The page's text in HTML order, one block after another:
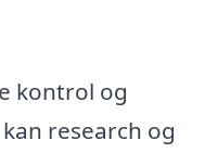
kontrol og
research og